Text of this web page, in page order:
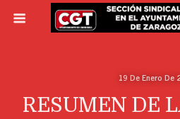
19 De Enero De
RESUMEN DE